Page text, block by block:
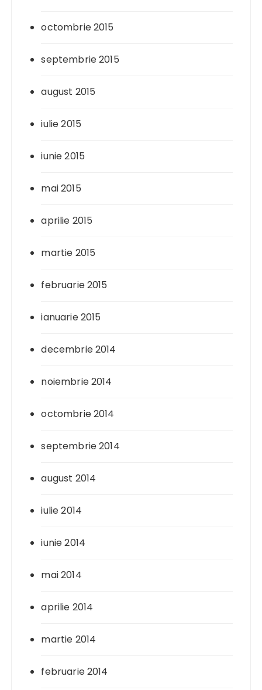
octombrie 2015
septembrie 2015
august 2015
iulie 2015
iunie 2015
mai 2015
aprilie 2015
martie 2015
februarie 2015
ianuarie 2015
decembrie 2014
noiembrie 2014
octombrie 2014
septembrie 2014
august 2014
iulie 2014
iunie 2014
mai 2014
aprilie 2014
martie 2014
februarie 2014